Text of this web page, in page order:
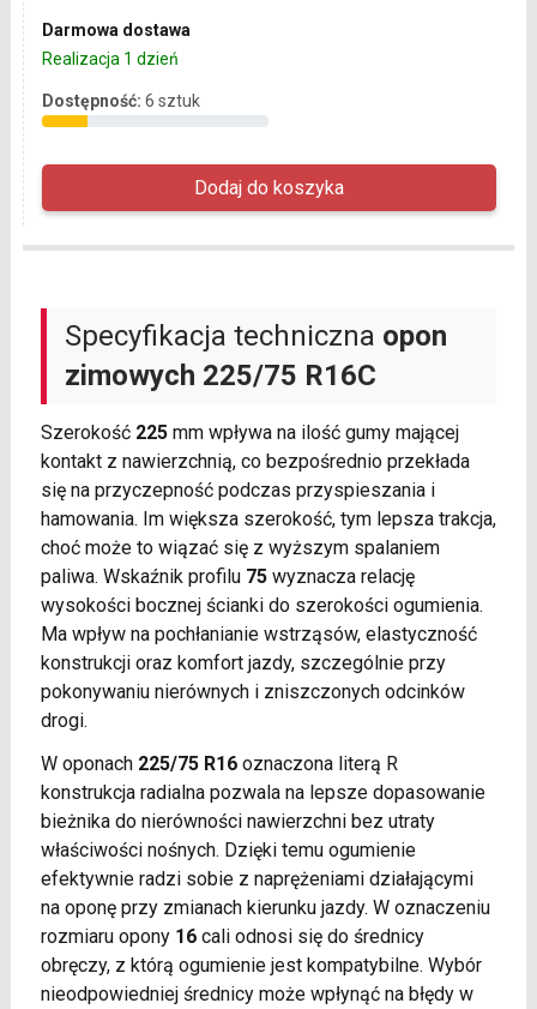
Darmowa dostawa
Realizacja 1 dzień
Dostępność: 6 sztuk
Specyfikacja techniczna opon
zimowych 225/75 R16C
Szerokość 225mm wpływa na ilość gumy mającej
kontakt z nawierzchnią, co bezpośrednio przekłada
się na przyczepność podczas przyspieszania i
hamowania. Im większa szerokość, tym lepsza trakcja,
choć może to wiązać się z wyższym spalaniem
paliwa. Wskaźnik profilu 75wyznacza relację
wysokości bocznej ścianki do szerokości ogumienia.
Ma wpływ na pochłanianie wstrząsów, elastyczność
konstrukcji oraz komfort jazdy, szczególnie przy
pokonywaniu nierównych i zniszczonych odcinków
drogi.
W oponach 225/75 R16oznaczona literą R
konstrukcja radialna pozwala na lepsze dopasowanie
bieżnika do nierówności nawierzchni bez utraty
właściwości nośnych. Dzięki temu ogumienie
efektywnie radzi sobie z naprężeniami działającymi
na oponę przy zmianach kierunku jazdy. W oznaczeniu
rozmiaru opony 16cali odnosi się do średnicy
obręczy, z którą ogumienie jest kompatybilne. Wybór
nieodpowiedniej średnicy może wpłynąć na błędy w